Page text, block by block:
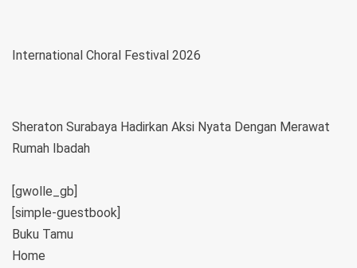
International Choral Festival 2026
Sheraton Surabaya Hadirkan Aksi Nyata Dengan Merawat
Rumah Ibadah
[gwolle_gb]
[simple-guestbook]
Buku Tamu
Home